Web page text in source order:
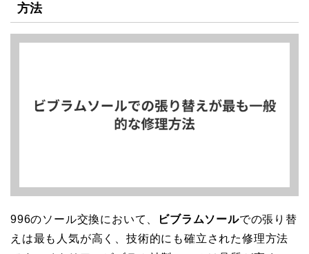
方法
996のソール交換において、 ビブラムソールでの張り替
えは最も人気が高く、技術的にも確立された修理方法